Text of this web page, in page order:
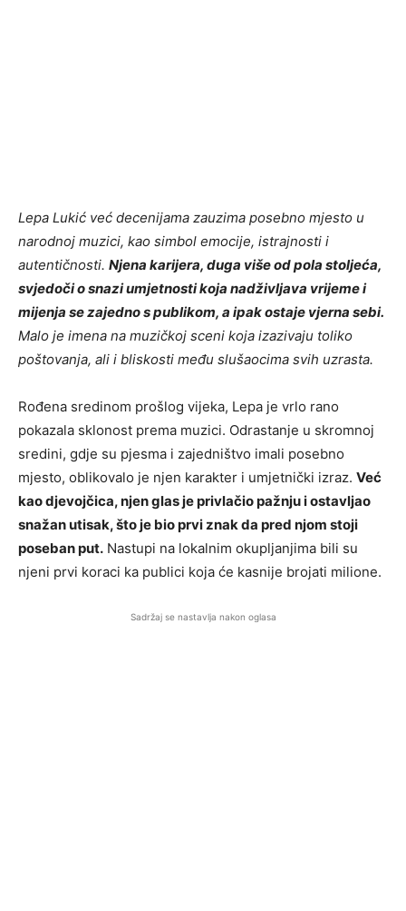
Lepa Lukić već decenijama zauzima posebno mjesto u
narodnoj muzici, kao simbol emocije, istrajnosti i
autentičnosti. Njena karijera, duga više od pola stoljeća,
svjedoči o snazi umjetnosti koja nadživljava vrijeme i
mijenja se zajedno s publikom, a ipak ostaje vjerna sebi.
Malo je imena na muzičkoj sceni koja izazivaju toliko
poštovanja, ali i bliskosti među slušaocima svih uzrasta.
Rođena sredinom prošlog vijeka, Lepa je vrlo rano
pokazala sklonost prema muzici. Odrastanje u skromnoj
sredini, gdje su pjesma i zajedništvo imali posebno
mjesto, oblikovalo je njen karakter i umjetnički izraz. Već
kao djevojčica, njen glas je privlačio pažnju i ostavljao
snažan utisak, što je bio prvi znak da pred njom stoji
poseban put. Nastupi na lokalnim okupljanjima bili su
njeni prvi koraci ka publici koja će kasnije brojati milione.
Sadržaj se nastavlja nakon oglasa